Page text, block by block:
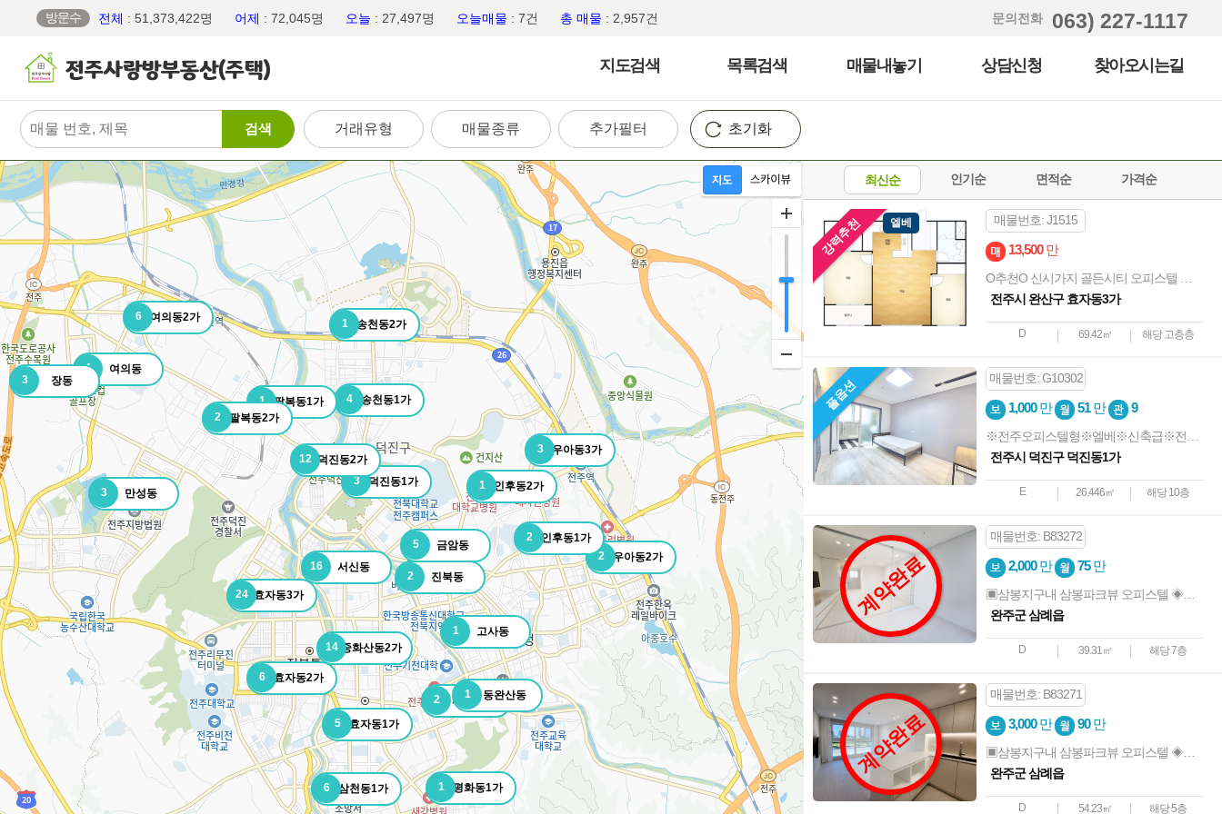
방문수 전체 : 51,373,422명 어제 : 72,045명 오늘 : 27,497명 오늘매물 : 7건 총 매물 : 2,957건 문의전화 063) 227-1117
지도검색 목록검색 매물내놓기 상담신청 찾아오시는길
검색 거래유형 매물종류 추가필터 초기화
5 금암동
3 덕진동1가
12 덕진동2가
3 만성동
4 송천동1가
1 송천동2가
1 여의동
6 여의동2가
2 우아동2가
3 우아동3가
2 인후동1가
1 인후동2가
3 장동
1 고사동
6 삼천동1가
16 서신동
2 서완산동
2 진북동
1
팔복동1가
2
팔복동2가
14 중화산동2가
1 평화동1가
5 효자동1가
6 효자동2가
24 효자동3가
1 동완산동
최신순 인기순 면적순 가격순
강력추천 엘베 매물번호: J1515
13,500만
전주시 완산구 효자동3가
D 69.42㎡ 해당 고층층
풀옵션 매물번호: G10302
1,000만 51만 9
전주시 덕진구 덕진동1가
E 26.446㎡ 해당 10층
계약완료
매물번호: B83272
2,000만 75만
완주군 삼례읍
D 39.31㎡ 해당 7층
계약완료
매물번호: B83271
3,000만 90만
완주군 삼례읍
D 54.23㎡ 해당 5층